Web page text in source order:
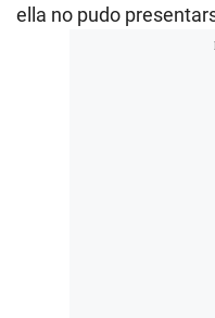
ella no pudo